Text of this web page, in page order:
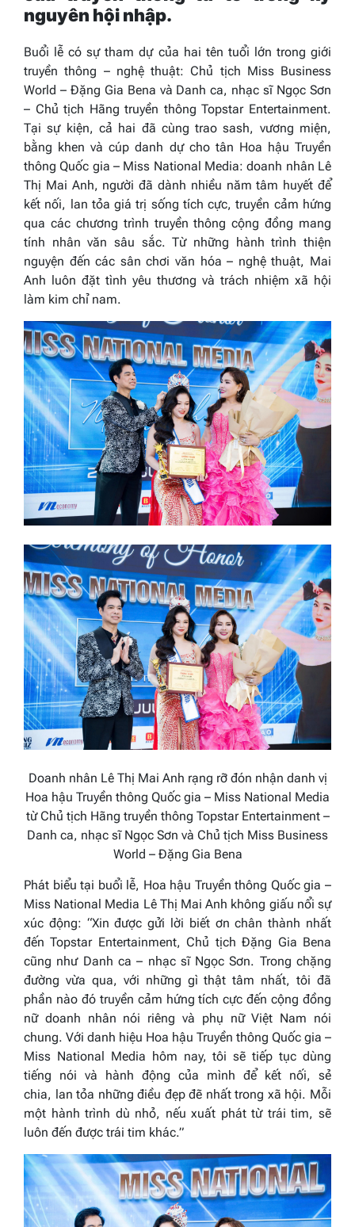
nguyên hội nhập.
Buổi lễ có sự tham dự của hai tên tuổi lớn trong giới
truyền thông – nghệ thuật: Chủ tịch Miss Business
World – Đặng Gia Bena và Danh ca, nhạc sĩ Ngọc Sơn
– Chủ tịch Hãng truyền thông Topstar Entertainment.
Tại sự kiện, cả hai đã cùng trao sash, vương miện,
bằng khen và cúp danh dự cho tân Hoa hậu Truyền
thông Quốc gia – Miss National Media: doanh nhân Lê
Thị Mai Anh, người đã dành nhiều năm tâm huyết để
kết nối, lan tỏa giá trị sống tích cực, truyền cảm hứng
qua các chương trình truyền thông cộng đồng mang
tính nhân văn sâu sắc. Từ những hành trình thiện
nguyện đến các sân chơi văn hóa – nghệ thuật, Mai
Anh luôn đặt tình yêu thương và trách nhiệm xã hội
làm kim chỉ nam.
Doanh nhân Lê Thị Mai Anh rạng rỡ đón nhận danh vị
Hoa hậu Truyền thông Quốc gia – Miss National Media
từ Chủ tịch Hãng truyền thông Topstar Entertainment –
Danh ca, nhạc sĩ Ngọc Sơn và Chủ tịch Miss Business
World – Đặng Gia Bena
Phát biểu tại buổi lễ, Hoa hậu Truyền thông Quốc gia –
Miss National Media Lê Thị Mai Anh không giấu nổi sự
xúc động: “Xin được gửi lời biết ơn chân thành nhất
đến Topstar Entertainment, Chủ tịch Đặng Gia Bena
cũng như Danh ca – nhạc sĩ Ngọc Sơn. Trong chặng
đường vừa qua, với những gì thật tâm nhất, tôi đã
phần nào đó truyền cảm hứng tích cực đến cộng đồng
nữ doanh nhân nói riêng và phụ nữ Việt Nam nói
chung. Với danh hiệu Hoa hậu Truyền thông Quốc gia –
Miss National Media hôm nay, tôi sẽ tiếp tục dùng
tiếng nói và hành động của mình để kết nối,
sẻ
chia, lan tỏa những điều đẹp đẽ nhất trong xã hội. Mỗi
một hành trình dù nhỏ, nếu xuất phát từ trái tim, sẽ
luôn đến được trái tim khác.”